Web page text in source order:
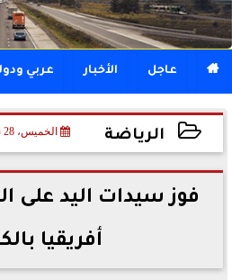
 عاجل الأخبار عربي
الرياضة الخميس، 28 نوفمبر 2024
2024-11-28 22:01:05
فوز سيدات اليد على
أفريقيا